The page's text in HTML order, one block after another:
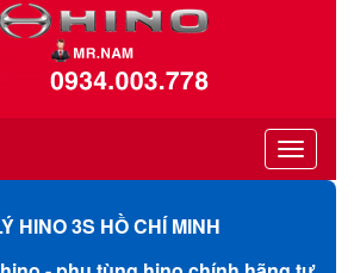
Toggle
HINO 3S HỒ CHÍ MINH